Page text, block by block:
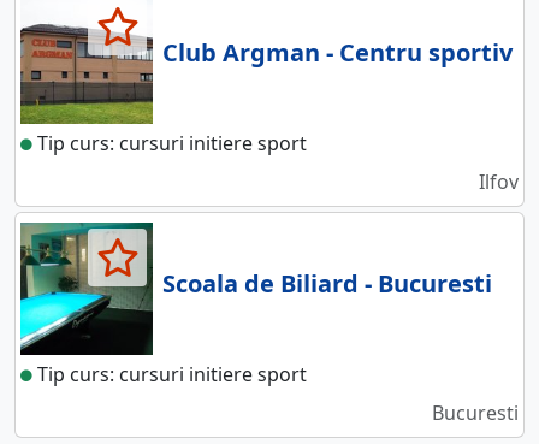
Club Argman - Centru sportiv
Tip curs: cursuri initiere sport
Ilfov
Scoala de Biliard - Bucuresti
Tip curs: cursuri initiere sport
Bucuresti